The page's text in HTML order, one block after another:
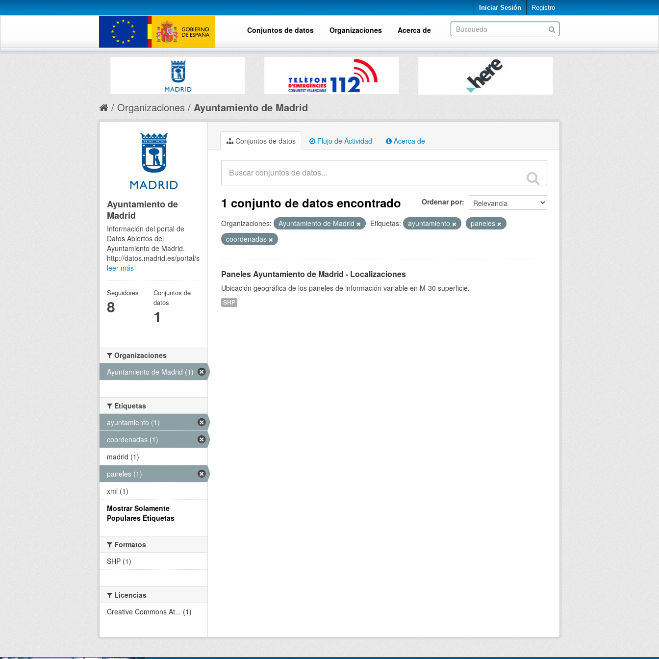
Iniciar Sesión Registro
Conjuntos de datos Organizaciones Acerca de
Organizaciones Ayuntamiento de Madrid
Conjuntos de datos Flujo de Actividad Acerca de
Ordenar por
1 conjunto de datos encontrado
Organizaciones: Ayuntamiento de Madrid Etiquetas: ayuntamiento
paneles
coordenadas
Paneles Ayuntamiento de Madrid - Localizaciones
Ubicación geográfica de los paneles de información variable en M-30 superficie.
SHP
Ayuntamiento de
Madrid
Información del portal de
Datos Abiertos del
Ayuntamiento de Madrid.
http://datos.madrid.es/portal/site/egob
leer más
Seguidores
8
Conjuntos de
datos
1
Organizaciones
Ayuntamiento de Madrid (1)
Etiquetas
ayuntamiento (1)
coordenadas (1)
madrid (1)
paneles (1)
xml (1)
Mostrar Solamente
Populares Etiquetas
Formatos
SHP (1)
Licencias
Creative Commons At... (1)